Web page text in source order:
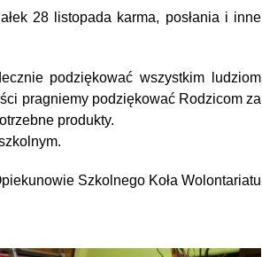
28 listopada karma, posłania i inne
podziękować wszystkim ludziom
pragniemy podziękować Rodzicom za
produkty.
Szkolnego Koła Wolontariatu